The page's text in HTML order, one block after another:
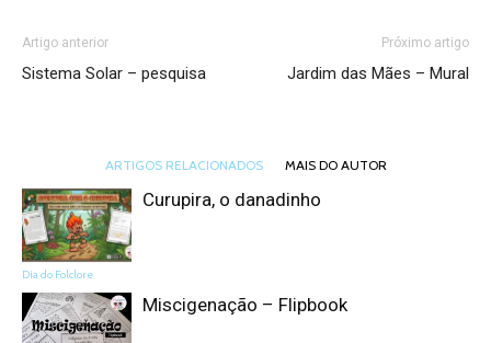
Artigo anterior
Sistema Solar – pesquisa
Próximo artigo
Jardim das Mães – Mural
ARTIGOS RELACIONADOS MAIS DO AUTOR
Dia do Folclore
Curupira, o danadinho
Miscigenação – Flipbook